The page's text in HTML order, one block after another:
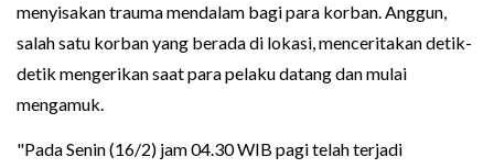
menyisakan trauma mendalam bagi para korban. Anggun,
salah satu korban yang berada di lokasi, menceritakan detik-
detik mengerikan saat para pelaku datang dan mulai
mengamuk.
"Pada Senin (16/2) jam 04.30 WIB pagi telah terjadi